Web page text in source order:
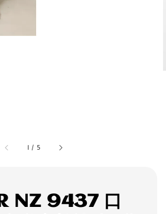
1 / 5
NZ 9437 口